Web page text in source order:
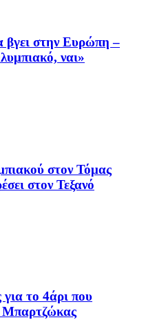
βγει στην Ευρώπη –
ναι»
στον Τόμας
στον Τεξανό
το 4άρι που
Μπαρτζώκας